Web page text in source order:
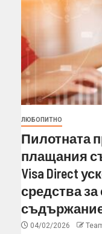
ЛЮБОПИТНО
Пилотната
плащания
Visa Direct
средства
04/02/2026